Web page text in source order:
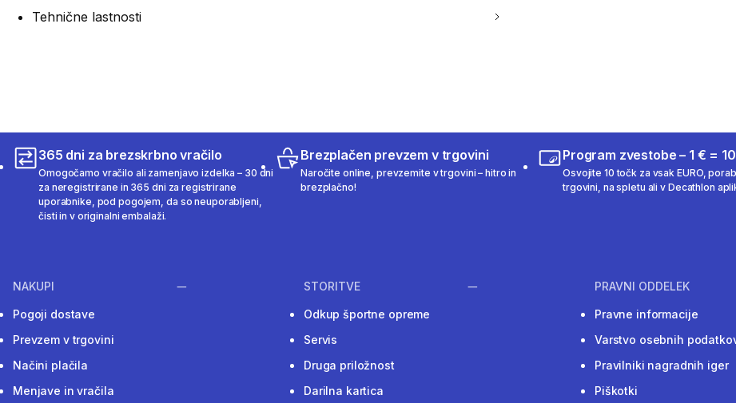
Tehnične lastnosti
365 dni za brezskrbno vračilo
Omogočamo vračilo ali zamenjavo izdelka – 30 dni
za neregistrirane in 365 dni za registrirane
uporabnike, pod pogojem, da so neuporabljeni,
čisti in v originalni embalaži.
Brezplačen prevzem v trgovini
Naročite online, prevzemite v trgovini – hitro in
brezplačno!
Program zvestobe – 1 € =
Osvojite 10 točk za vsak EURO,
trgovini, na spletu ali v Decathlon
NAKUPI
Pogoji dostave
Prevzem v trgovini
Načini plačila
Menjave in vračila
STORITVE
Odkup športne opreme
Servis
Druga priložnost
Darilna kartica
PRAVNI ODDELEK
Pravne informacije
Varstvo osebnih
Pravilniki nagradnih iger
Piškotki